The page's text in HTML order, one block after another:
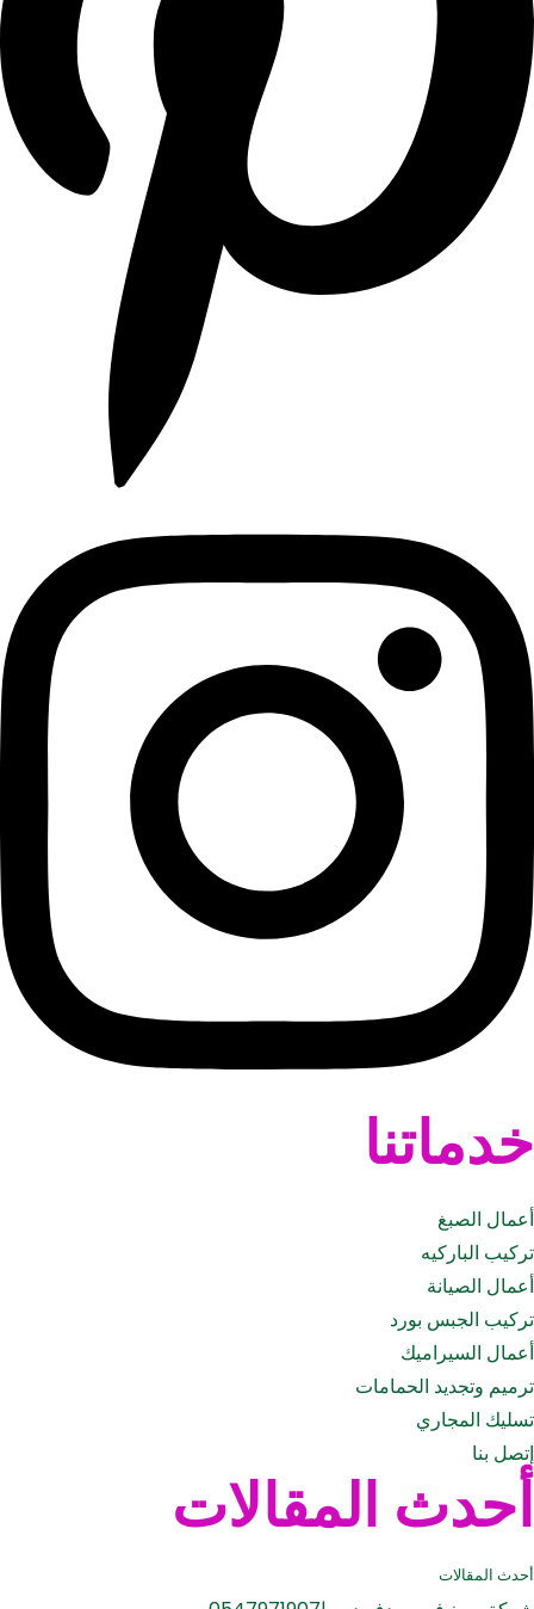
خدماتنا
أعمال الصبغ
تركيب الباركيه
أعمال الصيانة
تركيب الجبس بورد
أعمال السيراميك
ترميم وتجديد الحمامات
تسليك المجاري
إتصل بنا
أحدث المقالات
أحدث المقالات